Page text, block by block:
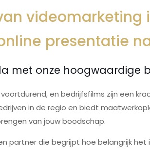
videomarketing
presentatie
met onze hoogwaardige
en bedrijfsfilms zijn een
in de regio en biedt
van jouw boodschap.
partner die begrijpt hoe belangrijk